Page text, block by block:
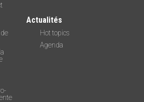
Actualités
Hot topics
Agenda